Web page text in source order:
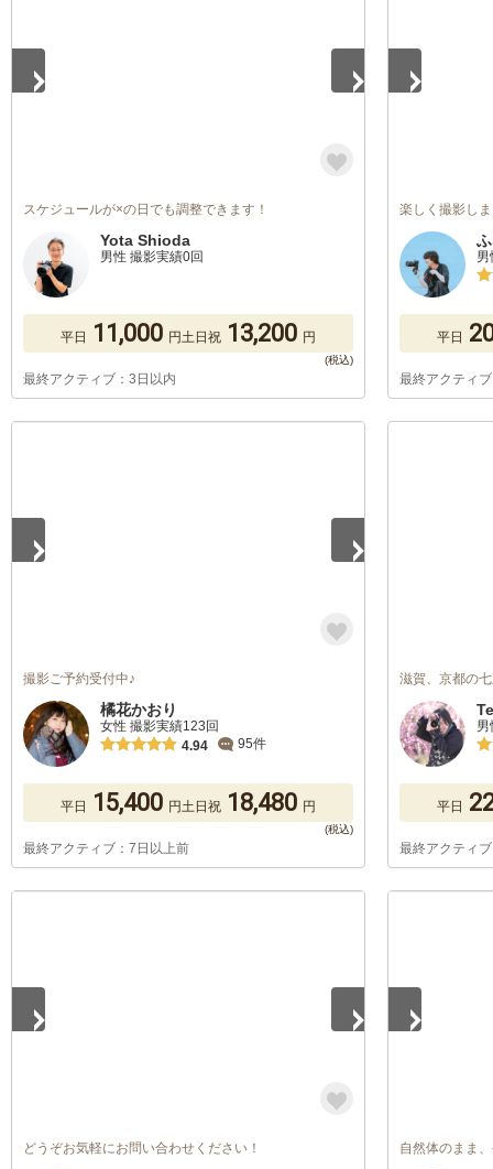
スケジュールが×の日でも調整できます！
Yota Shioda
男性 撮影実績0回
平日 11,000 円土日祝 13,200 円
最終アクティブ：3日以内
楽しく撮影し
平日
最終アクティ
撮影ご予約受付中♪
橘花かおり
女性 撮影実績123回
4.94
95件
平日 15,400 円土日祝 18,480 円
最終アクティブ：7日以上前
滋賀、京都の
平日
最終アクティ
どうぞお気軽にお問い合わせください！ 自然体のまま